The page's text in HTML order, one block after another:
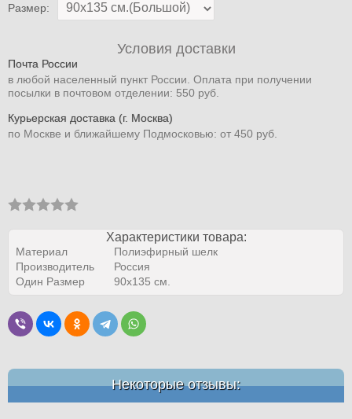
Размер:
Условия доставки
Почта России
в любой населенный пункт России. Оплата при получении
посылки в почтовом отделении: 550 руб.
Курьерская доставка (г. Москва)
по Москве и ближайшему Подмосковью: от 450 руб.
Характеристики товара:
Материал
Полиэфирный шелк
Производитель
Россия
Один Размер
90х135 см.
Некоторые отзывы: